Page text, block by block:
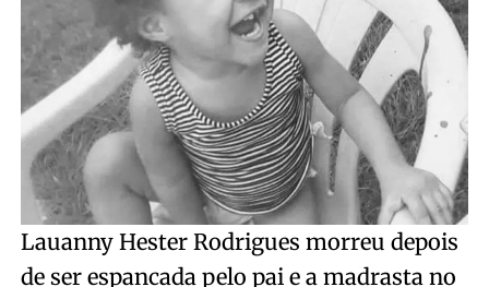
Lauanny Hester Rodrigues morreu depois
de ser espancada pelo pai e a madrasta no